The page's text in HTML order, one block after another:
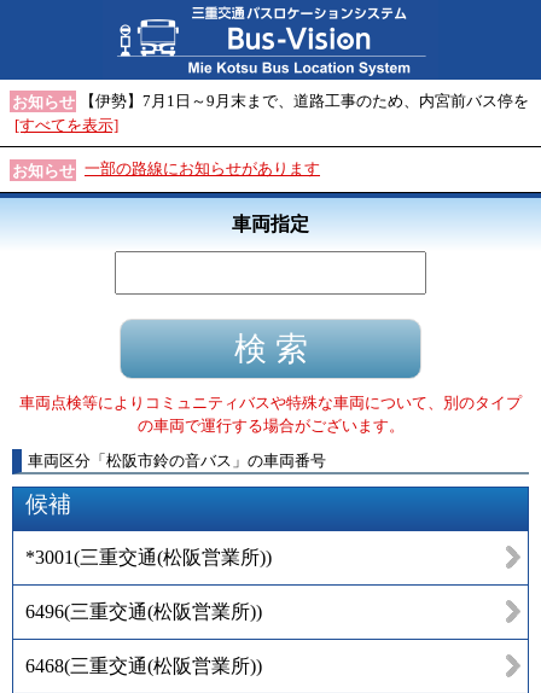
お知らせ
【伊勢】7月1日～9月末まで、道路工事のため、内宮前バス停を
[すべてを表示]
お知らせ 一部の路線にお知らせがあります
車両指定
車両点検等によりコミュニティバスや特殊な車両について、別のタイプ
の車両で運行する場合がございます。
車両区分 「 松阪市鈴の音バス 」 の車両番号
候補
*3001(三重交通(松阪営業所))
6496(三重交通(松阪営業所))
6468(三重交通(松阪営業所))